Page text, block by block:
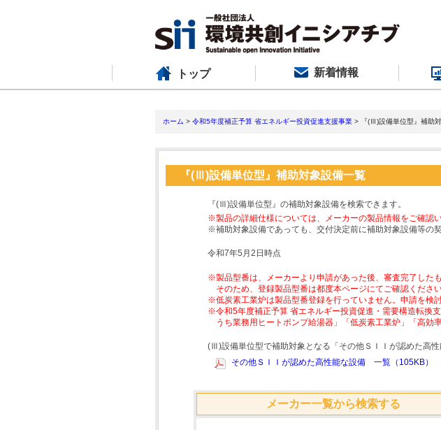
トップ 新着情報
ホーム > 令和5年度補正予算 省エネルギー投資促進支援事業 > 『(Ⅲ)設備単位型』補助
『(Ⅲ)設備単位型』補助対象設備一覧
『(Ⅲ)設備単位型』の補助対象設備を検索できます。
※製品の詳細仕様については、メーカーの製品情報をご確認
※補助対象設備であっても、交付決定前に補助対象設備等の
令和7年5月2日時点
※製品型番は、メーカーより申請があった後、審査完了した
そのため、登録製品型番は都度本ページにてご確認ください
※低炭素工業炉は製品型番登録を行っていません。申請を検
※令和5年度補正予算 省エネルギー投資促進・需要構造転換
うち業務用ヒートポンプ給湯器」「低炭素工業炉」「高効
(Ⅲ)設備単位型で補助対象となる「その他ＳＩＩが認めた高
その他ＳＩＩが認めた高性能な設備 一覧（105KB）
メーカー一覧から検索する